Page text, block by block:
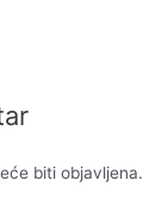
biti objavljena.